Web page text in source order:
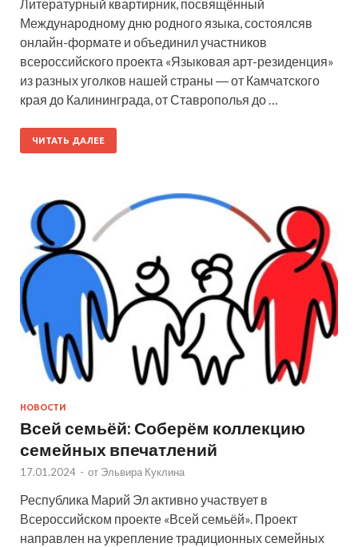
Литературный квартирник, посвящённый
Международному дню родного языка, состоялсяв
онлайн-формате и объединил участников
всероссийского проекта «Языковая арт-резиденция»
из разных уголков нашей страны ― от Камчатского
края до Калининграда, от Ставрополья до …
ЧИТАТЬ ДАЛЕЕ
НОВОСТИ
Всей семьёй: Соберём коллекцию
семейных впечатлений
17.01.2024 - от Эльвира Куклина
Республика Марий Эл активно участвует в
Всероссийском проекте «Всей семьёй». Проект
направлен на укрепление традиционных семейных